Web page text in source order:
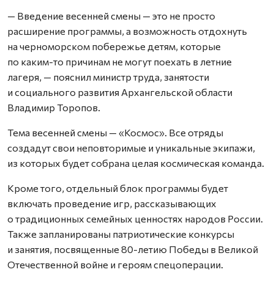
— Введение весенней смены — это не просто
расширение программы, а возможность отдохнуть
на черноморском побережье детям, которые
по каким-то причинам не могут поехать в летние
лагеря, — пояснил министр труда, занятости
и социального развития Архангельской области
Владимир Торопов.
Тема весенней смены — «Космос». Все отряды
создадут свои неповторимые и уникальные экипажи,
из которых будет собрана целая космическая команда.
Кроме того, отдельный блок программы будет
включать проведение игр, рассказывающих
о традиционных семейных ценностях народов России.
Также запланированы патриотические конкурсы
и занятия, посвященные 80-летию Победы в Великой
Отечественной войне и героям спецоперации.